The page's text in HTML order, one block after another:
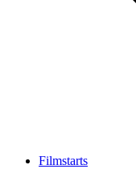
Filmstarts